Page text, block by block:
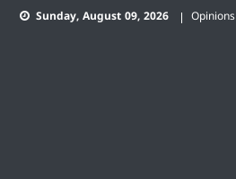
Skip
Sunday, August 09, 2026 Opinions